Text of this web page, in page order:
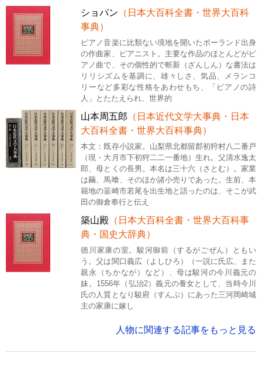
ショパン （日本大百科全書・世界大百科
事典）
ピアノ音楽に比類ない境地を開いたポーランド出身
の作曲家、ピアニスト。主要な作品のほとんどがピ
アノ曲で、その個性的で斬新（ざんしん）な書法は
リリシズムを基調に、雄々しさ、気品、メランコ
リーなど多彩な性格をあわせもち、「ピアノの詩
人」とたたえられ、世界的
山本周五郎 （日本近代文学大事典・日本
大百科全書・世界大百科事典）
本文：既存小説家。山梨県北都留郡初狩村八二番戸
（現・大月市下初狩二二一番地）生れ。父清水逸太
郎、母とくの長男。本名は三十六（さとむ）。家業
は繭、馬喰、そのほか諸小売りであった。生前、本
籍地の韮崎市若尾を出生地と語ったのは、そこが武
田の御倉奉行と伝え
築山殿 （日本大百科全書・世界大百科事
典・国史大辞典）
徳川家康の室。駿河御前（するがごぜん）ともい
う。父は関口義広（よしひろ）（一説に氏広、また
親永（ちかなが）など）、母は駿河の今川義元の
妹。1556年（弘治2）義元の養女として、当時今川
氏の人質となり駿府（すんぷ）にあった三河岡崎城
主の家康に嫁し
人物に関連する記事をもっと見る